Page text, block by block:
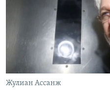
Озодлик бошқа тилларда
Жулиан Ассанж